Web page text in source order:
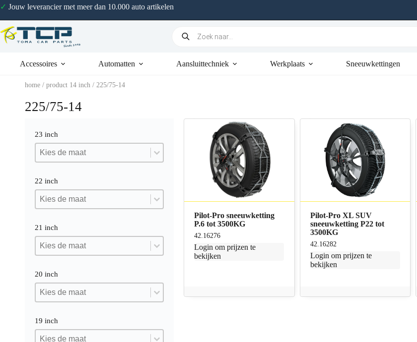
✓ Jouw leverancier met meer dan 10.000 auto artikelen
Accessoires Automatten Aansluittechniek Werkplaats Sneeuwkettingen
home / product 14 inch / 225/75-14
225/75-14
23 inch
23 inch
23 inch
23 inch
22 inch
22 inch
22 inch
22 inch
21 inch
21 inch
21 inch
21 inch
20 inch
20 inch
20 inch
20 inch
19 inch
19 inch
19 inch
19 inch
Pilot-Pro sneeuwketting
P.6 tot 3500KG
42.16276
Login om prijzen te
bekijken
Pilot-Pro XL SUV
sneeuwketting P22 tot
3500KG
42.16282
Login om prijzen te
bekijken